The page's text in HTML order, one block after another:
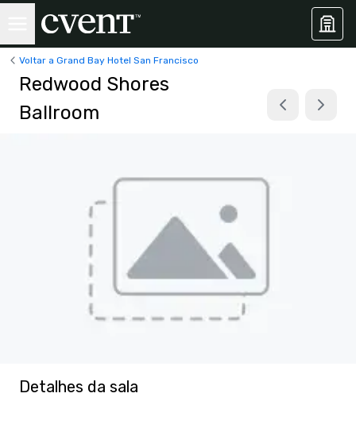
Voltar a Grand Bay Hotel San Francisco
Redwood Shores
Ballroom
Detalhes da sala